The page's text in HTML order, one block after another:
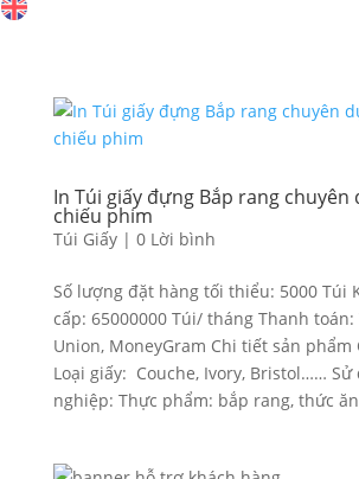
In Túi giấy đựng Bắp rang chuyên
chiếu phim
Túi Giấy| 0 Lời bình
Số lượng đặt hàng tối thiểu: 5000 Túi
cấp: 65000000 Túi/ tháng Thanh toán:
Union, MoneyGram Chi tiết sản phẩm
Loại giấy: Couche, Ivory, Bristol…… Sử
nghiệp: Thực phẩm: bắp rang, thức